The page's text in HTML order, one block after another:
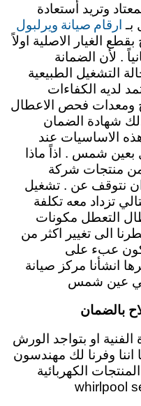
وتريد أستعادة
بـ ارقام صيانة ويرلبول
الغيار الاصلية اولاً
. لأن الضمانة
التشغيل الطبيعية
لديه الكفاءات
ومعدات فحص الاعطال
شهادة الضمان
الاساسيات عند
بعين شمس . اذاً ماذا
من منتجات شركة
ان نتوقف عن . تشغيل
تزداد معه تكلفة
التعطل مكونات
الى تغيير اكثر من
عبء على
انشأنا مركز صيانة
في عين شمس
بالضمان
او بتواجد الورش
وفرنا لك مهندسون
الكهربائية